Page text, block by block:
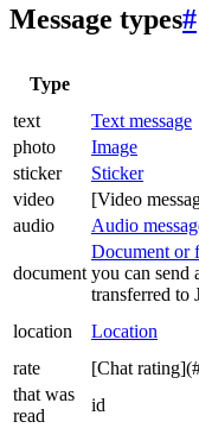
Message types#
Type
text
Text message
photo
Image
sticker
Sticker
video
[Video
audio
Audio
document
Document or
you can send
transferred to
location Location
rate
[Chat
that was
read
id